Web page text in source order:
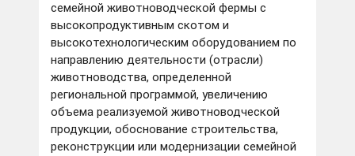
семейной животноводческой фермы с
высокопродуктивным скотом и
высокотехнологическим оборудованием по
направлению деятельности (отрасли)
животноводства, определенной
региональной программой, увеличению
объема реализуемой животноводческой
продукции, обоснование строительства,
реконструкции или модернизации семейной